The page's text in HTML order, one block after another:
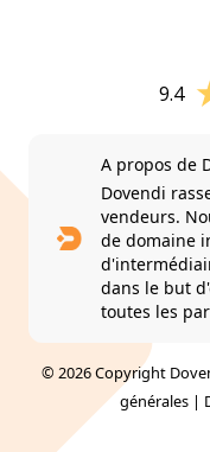
9.4
A propos de
Dovendi
vendeurs.
de domaine
dans le but
toutes les
© 2026 Copyright
générales |